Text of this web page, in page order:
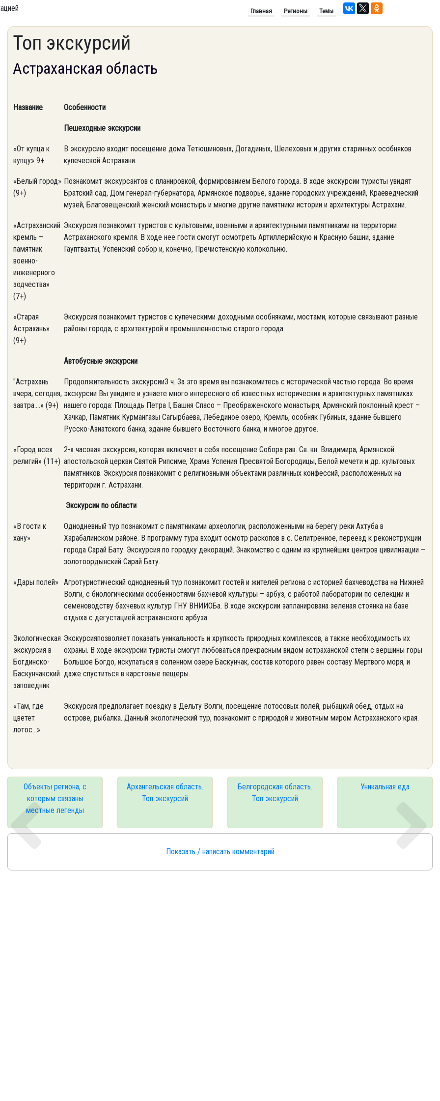
Главная Регионы Темы
Топ экскурсий
Астраханская область
Название Особенности
Пешеходные экскурсии
«От купца к
купцу» 9+.
В экскурсию входит посещение дома Тетюшиновых, Догадиных, Шелеховых и других старинных особняков
купеческой Астрахани.
«Белый город»
(9+)
Познакомит экскурсантов с планировкой, формированием Белого города. В ходе экскурсии туристы увидят
Братский сад, Дом генерал-губернатора, Армянское подворье, здание городских учреждений, Краеведческий
музей, Благовещенский женский монастырь и многие другие памятники истории и архитектуры Астрахани.
«Астраханский
кремль –
памятник
военно-
инженерного
зодчества»
(7+)
Экскурсия познакомит туристов с культовыми, военными и архитектурными памятниками на территории
Астраханского кремля. В ходе нее гости смогут осмотреть Артиллерийскую и Красную башни, здание
Гауптвахты, Успенский собор и, конечно, Пречистенскую колокольню.
«Старая
Астрахань»
(9+)
Экскурсия познакомит туристов с купеческими доходными особняками, мостами, которые связывают разные
районы города, с архитектурой и промышленностью старого города.
Автобусные экскурсии
"Астрахань
вчера, сегодня,
завтра….» (9+)
Продолжительность экскурсии3 ч. За это время вы познакомитесь с исторической частью города. Во время
экскурсии Вы увидите и узнаете много интересного об известных исторических и архитектурных памятниках
нашего города: Площадь Петра I, Башня Спасо – Преображенского монастыря, Армянский поклонный крест –
Хачкар, Памятник Курмангазы Сагырбаева, Лебединое озеро, Кремль, особняк Губиных, здание бывшего
Русско-Азиатского банка, здание бывшего Восточного банка, и многое другое.
«Город всех
религий» (11+)
2-х часовая экскурсия, которая включает в себя посещение Собора рав. Св. кн. Владимира, Армянской
апостольской церкви Святой Рипсиме, Храма Успения Пресвятой Богородицы, Белой мечети и др. культовых
памятников. Экскурсия познакомит с религиозными объектами различных конфессий, расположенных на
территории г. Астрахани.
Экскурсии по области
«В гости к
хану»
Однодневный тур познакомит с памятниками археологии, расположенными на берегу реки Ахтуба в
Харабалинском районе. В программу тура входит осмотр раскопов в с. Селитренное, переезд к реконструкции
города Сарай Бату. Экскурсия по городку декораций. Знакомство с одним из крупнейших центров цивилизации –
золотоордынский Сарай Бату.
«Дары полей»
Агротуристический однодневный тур познакомит гостей и жителей региона с историей бахчеводства на Нижней
Волги, с биологическими особенностями бахчевой культуры – арбуз, с работой лаборатории по селекции и
семеноводству бахчевых культур ГНУ ВНИИОБа. В ходе экскурсии запланирована зеленая стоянка на базе
отдыха с дегустацией астраханского арбуза.
Экологическая
экскурсия в
Богдинско-
Баскунчакский
заповедник
Экскурсияпозволяет показать уникальность и хрупкость природных комплексов, а также необходимость их
охраны. В ходе экскурсии туристы смогут любоваться прекрасным видом астраханской степи с вершины горы
Большое Богдо, искупаться в соленном озере Баскунчак, состав которого равен составу Мертвого моря, и
даже спуститься в карстовые пещеры.
«Там, где
цветет
лотос…»
Экскурсия предполагает поездку в Дельту Волги, посещение лотосовых полей, рыбацкий обед, отдых на
острове, рыбалка. Данный экологический тур, познакомит с природой и животным миром Астраханского края.
Объекты региона, с
которым связаны
местные легенды
Архангельская область.
Топ экскурсий
Белгородская область.
Топ экскурсий
Уникальная еда
Показать / написать комментарий